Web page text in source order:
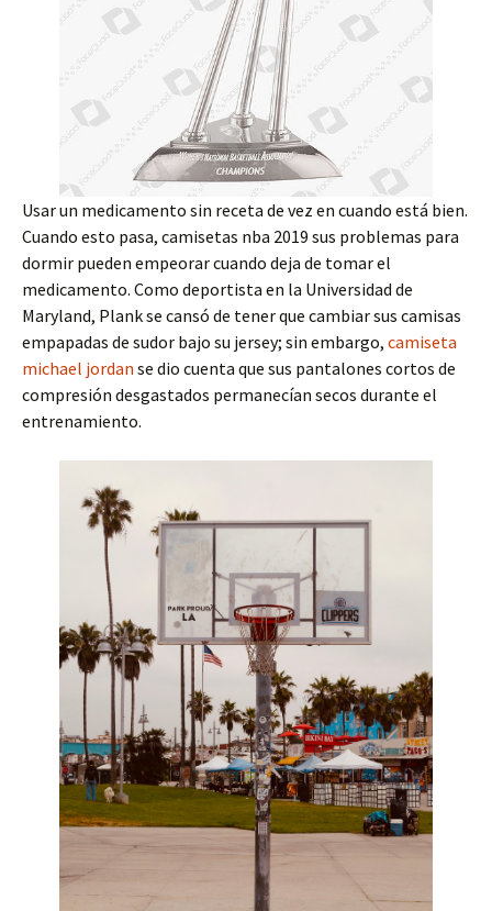
Usar un medicamento sin receta de vez en cuando está bien.
Cuando esto pasa, camisetas nba 2019 sus problemas para
dormir pueden empeorar cuando deja de tomar el
medicamento. Como deportista en la Universidad de
Maryland, Plank se cansó de tener que cambiar sus camisas
empapadas de sudor bajo su jersey; sin embargo, camiseta
michael jordan se dio cuenta que sus pantalones cortos de
compresión desgastados permanecían secos durante el
entrenamiento.